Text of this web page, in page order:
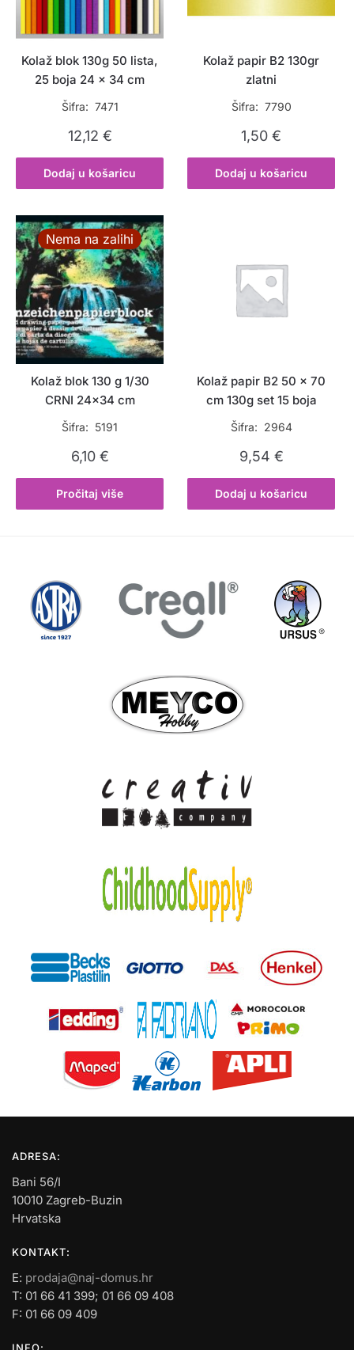
Kolaž blok 130g 50 lista,
25 boja 24 x 34 cm
Šifra: 7471
12,12 €
Dodaj u košaricu
Kolaž papir B2 130gr
zlatni
Šifra: 7790
1,50€
Dodaj u košaricu
Nema na zalihi
Kolaž blok 130 g 1/30
CRNI 24×34 cm
Šifra: 5191
6,10 €
Pročitaj više
Kolaž papir B2 50 x 70
cm 130g set 15 boja
Šifra: 2964
9,54 €
Dodaj u košaricu
ADRESA:
Bani 56/I
10010 Zagreb-Buzin
Hrvatska
KONTAKT:
E: prodaja@naj-domus.hr
T: 01 66 41 399; 01 66 09 408
F: 01 66 09 409